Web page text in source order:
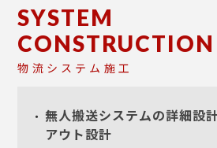
SYSTEM
CONSTRUCTION
物流システム施工
無人搬送システムの詳細設
アウト設計